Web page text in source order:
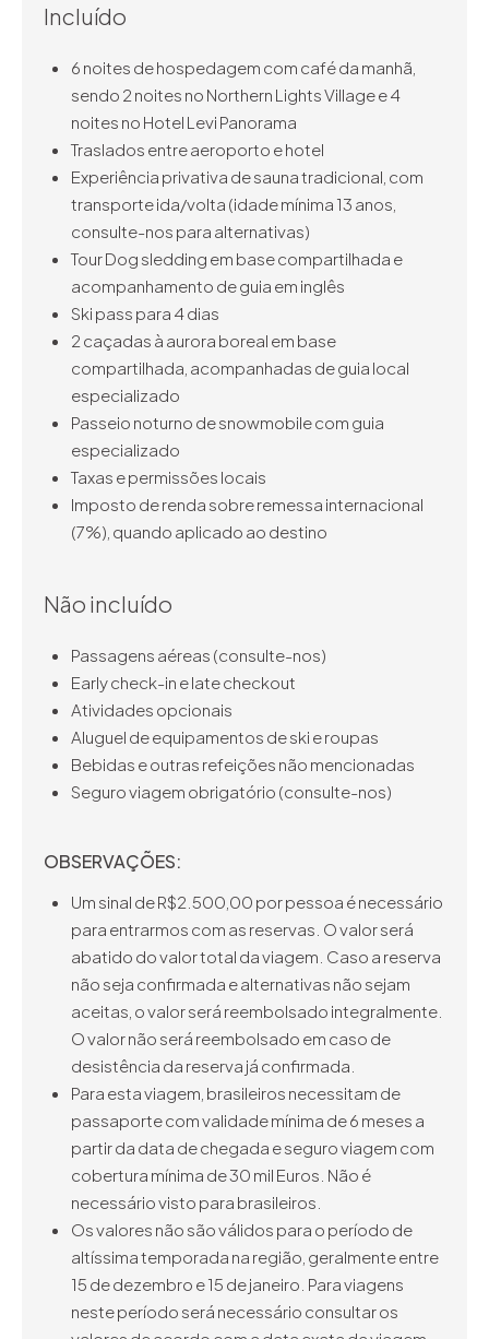
Incluído
6 noites de hospedagem com café da manhã,
sendo 2 noites no Northern Lights Village e 4
noites no Hotel Levi Panorama
Traslados entre aeroporto e hotel
Experiência privativa de sauna tradicional, com
transporte ida/volta (idade mínima 13 anos,
consulte-nos para alternativas)
Tour Dog sledding em base compartilhada e
acompanhamento de guia em inglês
Ski pass para 4 dias
2 caçadas à aurora boreal em base
compartilhada, acompanhadas de guia local
especializado
Passeio noturno de snowmobile com guia
especializado
Taxas e permissões locais
Imposto de renda sobre remessa internacional
(7%), quando aplicado ao destino
Não incluído
Passagens aéreas (consulte-nos)
Early check-in e late checkout
Atividades opcionais
Aluguel de equipamentos de ski e roupas
Bebidas e outras refeições não mencionadas
Seguro viagem obrigatório (consulte-nos)
OBSERVAÇÕES:
Um sinal de R$2.500,00 por pessoa é necessário
para entrarmos com as reservas. O valor será
abatido do valor total da viagem. Caso a reserva
não seja confirmada e alternativas não sejam
aceitas, o valor será reembolsado integralmente.
O valor não será reembolsado em caso de
desistência da reserva já confirmada.
Para esta viagem, brasileiros necessitam de
passaporte com validade mínima de 6 meses a
partir da data de chegada e seguro viagem com
cobertura mínima de 30 mil Euros. Não é
necessário visto para brasileiros.
Os valores não são válidos para o período de
altíssima temporada na região, geralmente entre
15 de dezembro e 15 de janeiro. Para viagens
neste período será necessário consultar os